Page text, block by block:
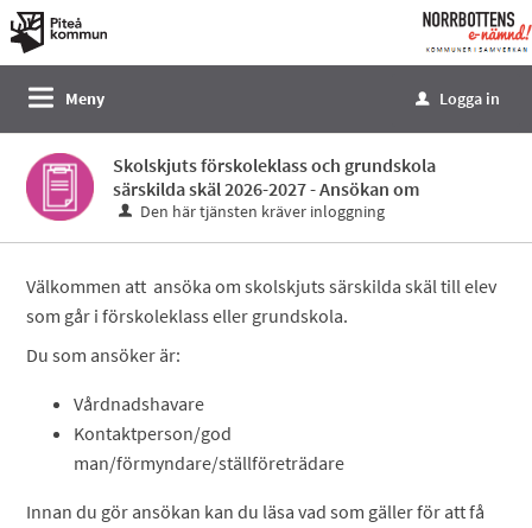
Välkommen
till
tjänster
Norrbottens
enämnd
Meny u Logga in
Skolskjuts förskoleklass och grundskola
särskilda skäl 2026-2027 - Ansökan om
Den här tjänsten kräver inloggning
Välkommen att ansöka om skolskjuts särskilda skäl till elev
som går i förskoleklass eller grundskola.
Du som ansöker är:
Vårdnadshavare
Kontaktperson/god
man/förmyndare/ställföreträdare
Innan du gör ansökan kan du läsa vad som gäller för att få